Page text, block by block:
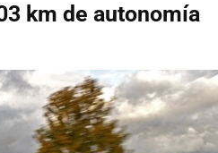
km de autonomía